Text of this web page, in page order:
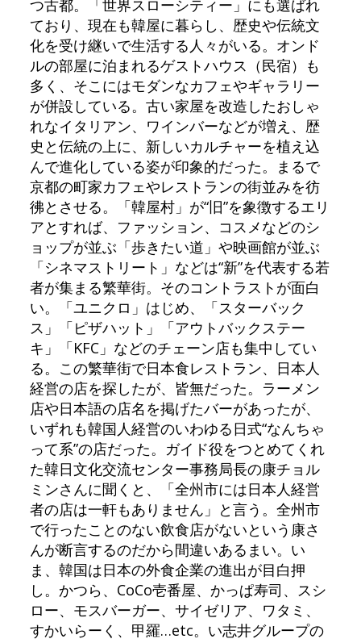
つ古都。「世界スローシティー」にも選ばれ
ており、現在も韓屋に暮らし、歴史や伝統文
化を受け継いで生活する人々がいる。オンド
ルの部屋に泊まれるゲストハウス（民宿）も
多く、そこにはモダンなカフェやギャラリー
が併設している。古い家屋を改造したおしゃ
れなイタリアン、ワインバーなどが増え、歴
史と伝統の上に、新しいカルチャーを植え込
んで進化している姿が印象的だった。まるで
京都の町家カフェやレストランの街並みを彷
彿とさせる。「韓屋村」が“旧”を象徴するエリ
アとすれば、ファッション、コスメなどのシ
ョップが並ぶ「歩きたい道」や映画館が並ぶ
「シネマストリート」などは“新”を代表する若
者が集まる繁華街。そのコントラストが面白
い。「ユニクロ」はじめ、「スターバック
ス」「ピザハット」「アウトバックステー
キ」「KFC」などのチェーン店も集中してい
る。この繁華街で日本食レストラン、日本人
経営の店を探したが、皆無だった。ラーメン
店や日本語の店名を掲げたバーがあったが、
いずれも韓国人経営のいわゆる日式“なんちゃ
って系”の店だった。ガイド役をつとめてくれ
た韓日文化交流センター事務局長の康チョル
ミンさんに聞くと、「全州市には日本人経営
者の店は一軒もありません」と言う。全州市
で行ったことのない飲食店がないという康さ
んが断言するのだから間違いあるまい。い
ま、韓国は日本の外食企業の進出が目白押
し。かつら、CoCo壱番屋、かっぱ寿司、スシ
ロー、モスバーガー、サイゼリア、ワタミ、
すかいらーく、甲羅…etc。い志井グループの